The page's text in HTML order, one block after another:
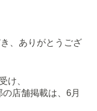
、ありがとうござ
け、
店舗掲載は、6月